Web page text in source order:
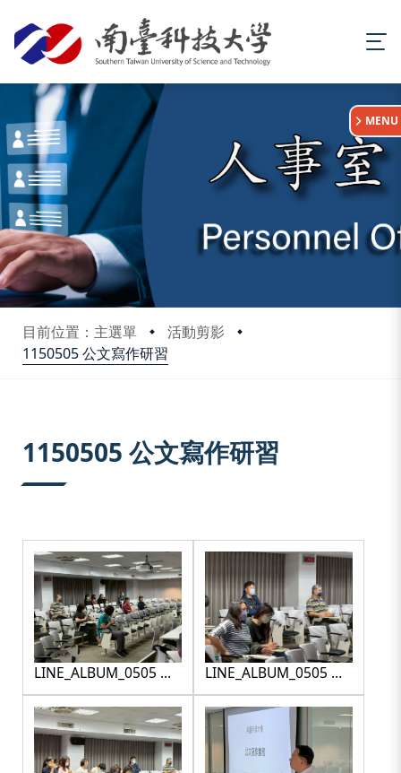
目前位置：主選單
活動剪影
1150505 公文寫作研習
:::
MENU
1150505 公文寫作研習
LINE_ALBUM_0505 公
文寫作研習_260507_1
LINE_ALBUM_0505 公
文寫作研習
_260507_10